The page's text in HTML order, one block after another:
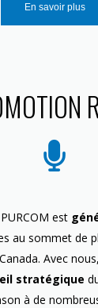
En savoir plus
est
au sommet de
Avec
stratégique
à de